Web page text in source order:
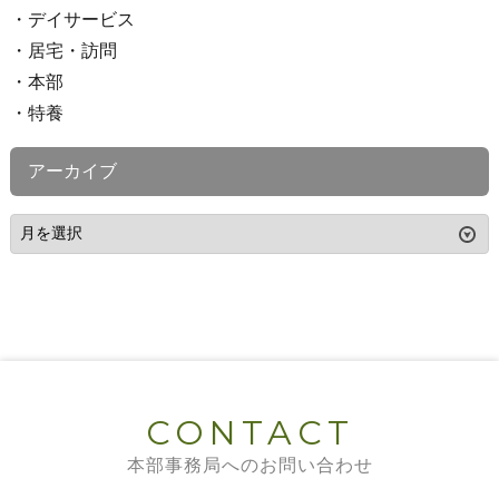
デイサービス
居宅・訪問
本部
特養
アーカイブ
CONTACT
本部事務局へのお問い合わせ